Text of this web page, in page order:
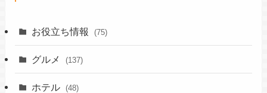
お役立ち情報 (75)
グルメ (137)
ホテル (48)